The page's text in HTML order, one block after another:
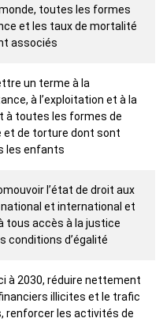
toutes les formes
et les taux de mortalité
associés
un terme à la
à l’exploitation et à la
à toutes les formes de
et de torture dont sont
les enfants
l’état de droit aux
et international et
tous accès à la justice
conditions d’égalité
à 2030, réduire nettement
illicites et le trafic
renforcer les activités de